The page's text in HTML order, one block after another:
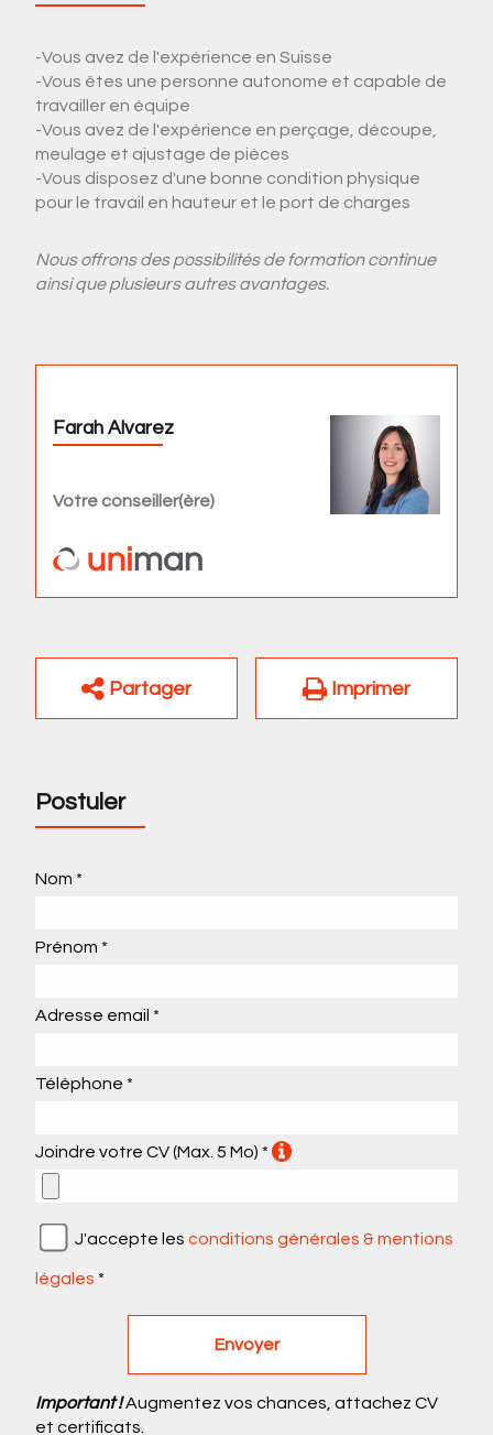
-Vous avez de l'expérience en Suisse
-Vous êtes une personne autonome et capable de
travailler en équipe
-Vous avez de l'expérience en perçage, découpe,
meulage et ajustage de pièces
-Vous disposez d'une bonne condition physique
pour le travail en hauteur et le port de charges
Nous offrons des possibilités de formation continue
ainsi que plusieurs autres avantages.
Farah Alvarez
Votre conseiller(ère)
Partager Imprimer
Postuler
Nom *
Prénom *
Adresse email *
Téléphone *
Joindre votre CV (Max. 5 Mo) *
J'accepte les conditions générales & mentions
légales *
Important !Augmentez vos chances, attachez CV
et certificats.